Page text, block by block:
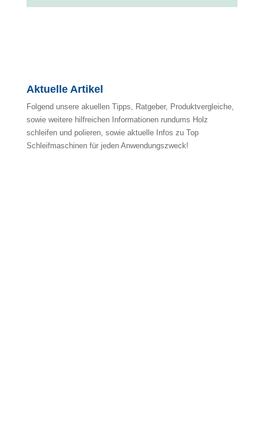
Aktuelle Artikel
Folgend unsere akuellen Tipps, Ratgeber, Produktvergleiche,
sowie weitere hilfreichen Informationen rundums Holz
schleifen und polieren, sowie aktuelle Infos zu Top
Schleifmaschinen für jeden Anwendungszweck!